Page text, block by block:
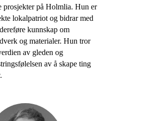
prosjekter på Holmlia. Hun er
lokalpatriot og bidrar med
kunnskap om
og materialer. Hun tror
av gleden og
av å skape ting